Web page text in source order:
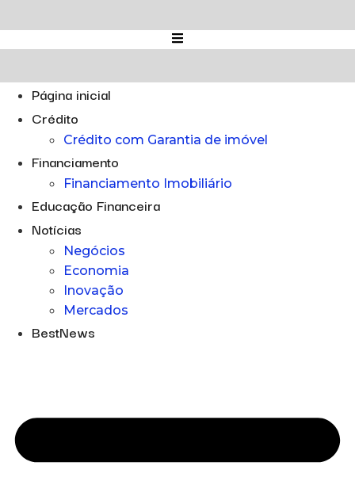
para
o
Página inicial
Crédito
Crédito com Garantia de imóvel
Financiamento
Financiamento Imobiliário
Educação Financeira
Notícias
Negócios
Economia
Inovação
Mercados
BestNews